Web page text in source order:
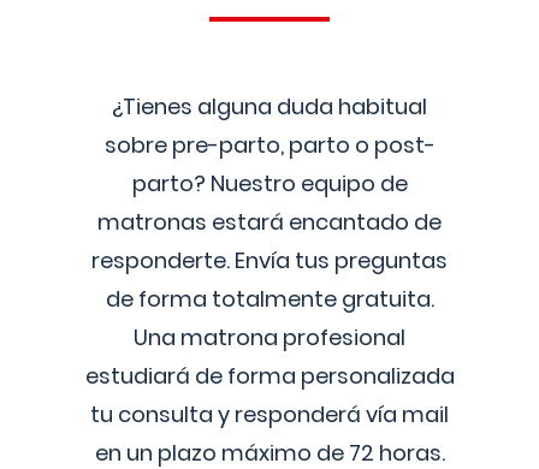
¿Tienes alguna duda habitual
sobre pre-parto, parto o post-
parto? Nuestro equipo de
matronas estará encantado de
responderte. Envía tus preguntas
de forma totalmente gratuita.
Una matrona profesional
estudiará de forma personalizada
tu consulta y responderá vía mail
en un plazo máximo de 72 horas.